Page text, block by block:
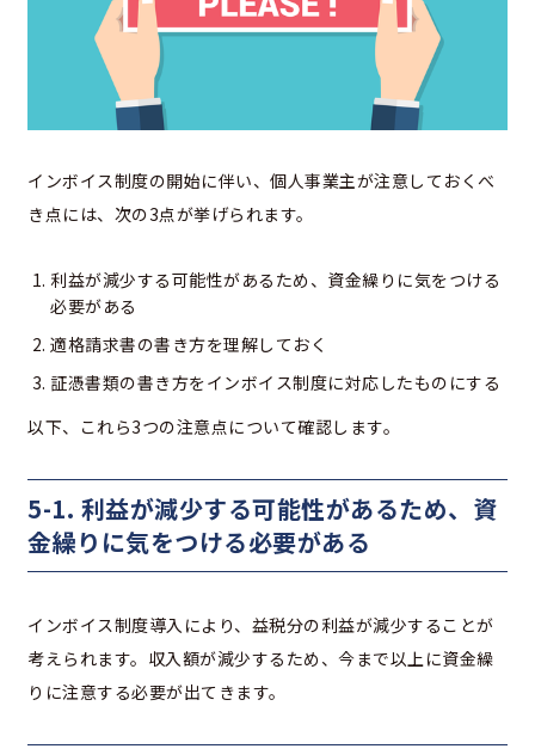
インボイス制度の開始に伴い、個人事業主が注意しておくべ
き点には、次の3点が挙げられます。
利益が減少する可能性があるため、資金繰りに気をつける
必要がある
適格請求書の書き方を理解しておく
証憑書類の書き方をインボイス制度に対応したものにする
以下、これら3つの注意点について確認します。
5-1. 利益が減少する可能性があるため、資
金繰りに気をつける必要がある
インボイス制度導入により、益税分の利益が減少することが
考えられます。収入額が減少するため、今まで以上に資金繰
りに注意する必要が出てきます。